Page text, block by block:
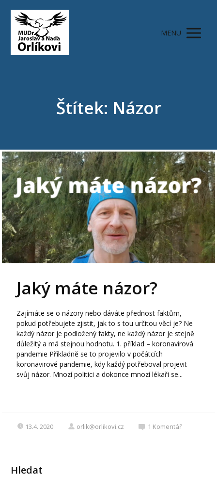
MENU
Štítek: Názor
Jaký máte názor?
Zajímáte se o názory nebo dáváte přednost faktům,
pokud potřebujete zjistit, jak to s tou určitou věcí je? Ne
každý názor je podložený fakty, ne každý názor je stejně
důležitý a má stejnou hodnotu. 1. příklad – koronavirová
pandemie Příkladně se to projevilo v počátcích
koronavirové pandemie, kdy každý potřeboval projevit
svůj názor. Mnozí politici a dokonce mnozí lékaři se...
13.4. 2020 orlik@orlikovi.cz 1 Komentář
Hledat